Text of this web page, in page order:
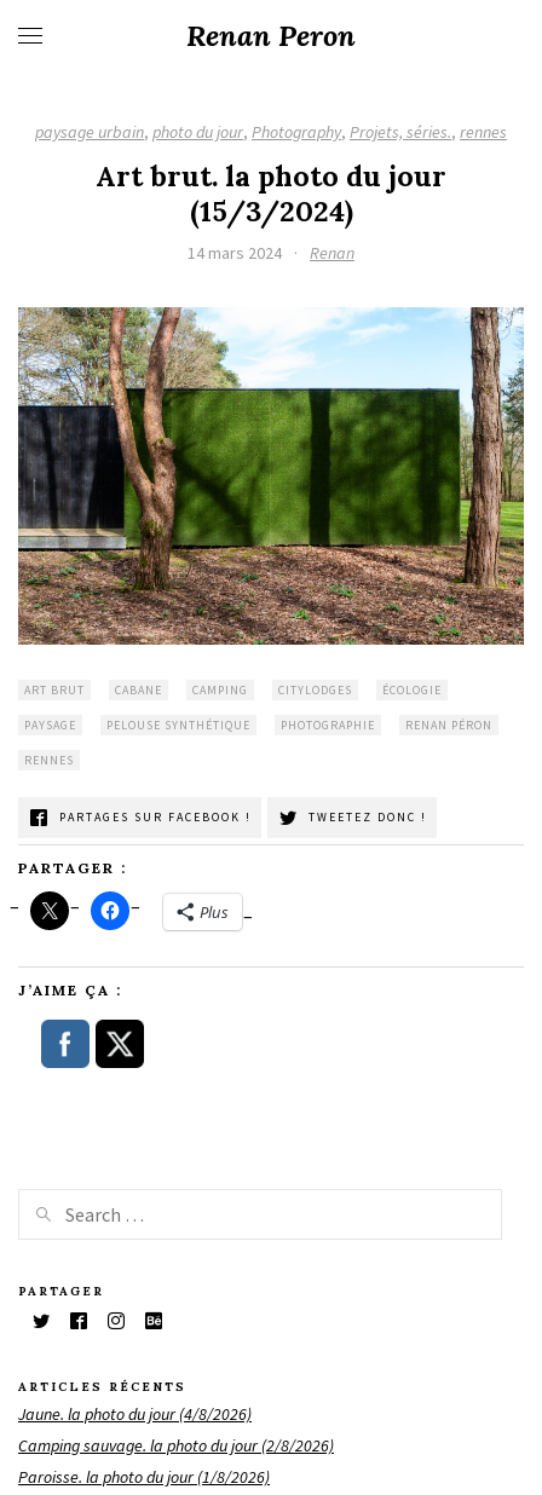
Renan Peron
paysage urbain, photo du jour, Photography, Projets, séries., rennes
Art brut. la photo du jour
(15/3/2024)
14 mars 2024 · Renan
ART BRUT CABANE CAMPING CITYLODGES ÉCOLOGIE
PAYSAGE PELOUSE SYNTHÉTIQUE PHOTOGRAPHIE RENAN PÉRON
RENNES
PARTAGES SUR FACEBOOK ! TWEETEZ DONC !
PARTAGER :
Plus
J’AIME ÇA :
PARTAGER
ARTICLES RÉCENTS
Jaune. la photo du jour (4/8/2026)
Camping sauvage. la photo du jour (2/8/2026)
Paroisse. la photo du jour (1/8/2026)